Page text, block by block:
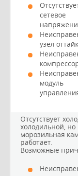
сетевое
узел
модуль
Отсутствует
холодильной, но
морозильная
работает.
Возможные